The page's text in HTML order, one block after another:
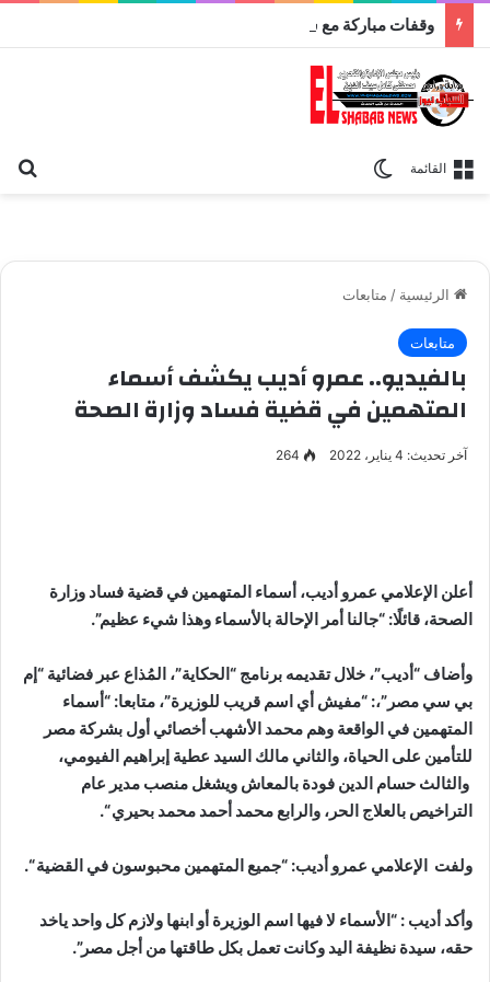
القائمة
الرئيسية / متابعات
متابعات
بالفيديو.. عمرو أديب يكشف أسماء
المتهمين في قضية فساد وزارة الصحة
آخر تحديث: 4 يناير، 2022 264
أعلن الإعلامي عمرو أديب، أسماء المتهمين في قضية فساد وزارة
الصحة، قائلًا: “جالنا أمر الإحالة بالأسماء وهذا شيء عظيم”.
وأضاف “أديب”، خلال تقديمه برنامج “الحكاية”، المُذاع عبر فضائية “إم
بي سي مصر”،: “مفيش أي اسم قريب للوزيرة”، متابعا: “أسماء
المتهمين في الواقعة وهم محمد الأشهب أخصائي أول بشركة مصر
للتأمين على الحياة، والثاني مالك السيد عطية إبراهيم الفيومي،
والثالث حسام الدين فودة بالمعاش ويشغل منصب مدير عام
التراخيص بالعلاج الحر، والرابع محمد أحمد محمد بحيري “.
ولفت الإعلامي عمرو أديب: “جميع المتهمين محبوسون في القضية “.
وأكد أديب : “الأسماء لا فيها اسم الوزيرة أو ابنها ولازم كل واحد ياخد
حقه، سيدة نظيفة اليد وكانت تعمل بكل طاقتها من أجل مصر”.